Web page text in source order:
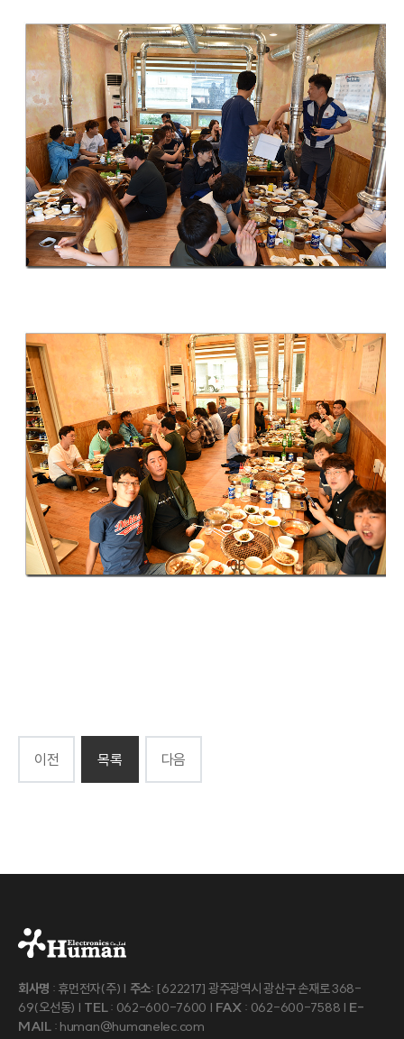
이전 목록 다음
회사명 : 휴먼전자(주) | 주소: [622217] 광주광역시 광산구 손재로 368-
69(오선동) | TEL: 062-600-7600 | FAX : 062-600-7588 | E-
MAIL: human@humanelec.com